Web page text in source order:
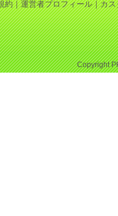
約｜運営者プロフィール｜カス
Copyright